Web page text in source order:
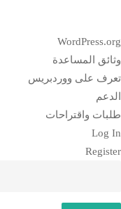
المساعدة
على ووردبريس
واقتراحات
Log